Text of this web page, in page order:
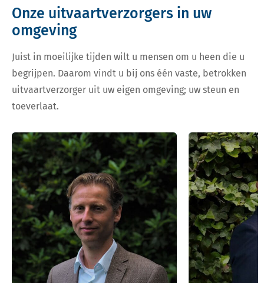
Onze uitvaartverzorgers in uw
omgeving
Juist in moeilijke tijden wilt u mensen om u heen die u
begrijpen. Daarom vindt u bij ons één vaste, betrokken
uitvaartverzorger uit uw eigen omgeving; uw steun en
toeverlaat.